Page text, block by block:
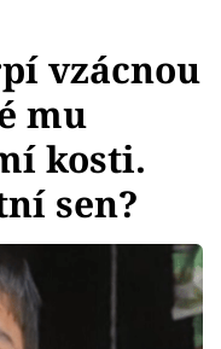
vzácnou
mu
kosti.
sen?